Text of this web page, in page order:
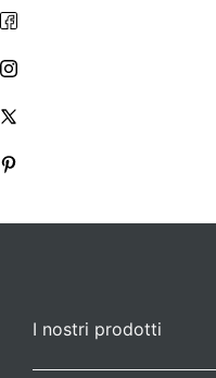
I nostri prodotti